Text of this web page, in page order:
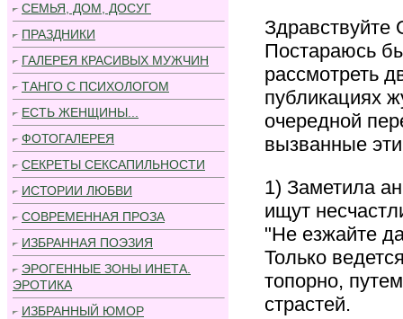
СЕМЬЯ, ДОМ, ДОСУГ
ПРАЗДНИКИ
ГАЛЕРЕЯ КРАСИВЫХ МУЖЧИН
ТАНГО С ПСИХОЛОГОМ
ЕСТЬ ЖЕНЩИНЫ...
ФОТОГАЛЕРЕЯ
СЕКРЕТЫ СЕКСАПИЛЬНОСТИ
ИСТОРИИ ЛЮБВИ
СОВРЕМЕННАЯ ПРОЗА
ИЗБРАННАЯ ПОЭЗИЯ
ЭРОГЕННЫЕ ЗОНЫ ИНЕТА.
ЭРОТИКА
ИЗБРАННЫЙ ЮМОР
Здравствуйте
Постараюсь
рассмотреть
публикациях
очередной
вызванные
1) Заметила
ищут
"Не езжайте
Только
топорно,
страстей.